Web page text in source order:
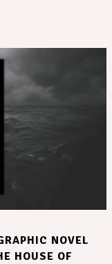
NOVEL
HOUSE OF